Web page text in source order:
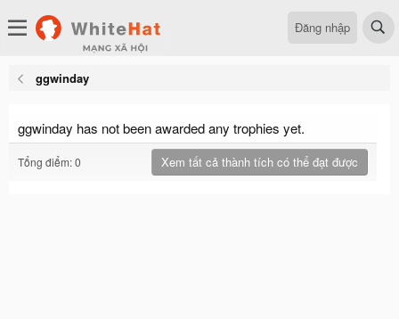
Đăng nhập
ggwinday
ggwinday has not been awarded any trophies yet.
Tổng điểm: 0 Xem tất cả thành tích có thể đạt được